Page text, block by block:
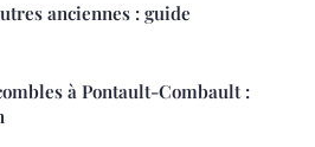
anciennes : guide
à Pontault-Combault :